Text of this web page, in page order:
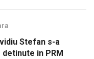
Stefan s-a
in PRM